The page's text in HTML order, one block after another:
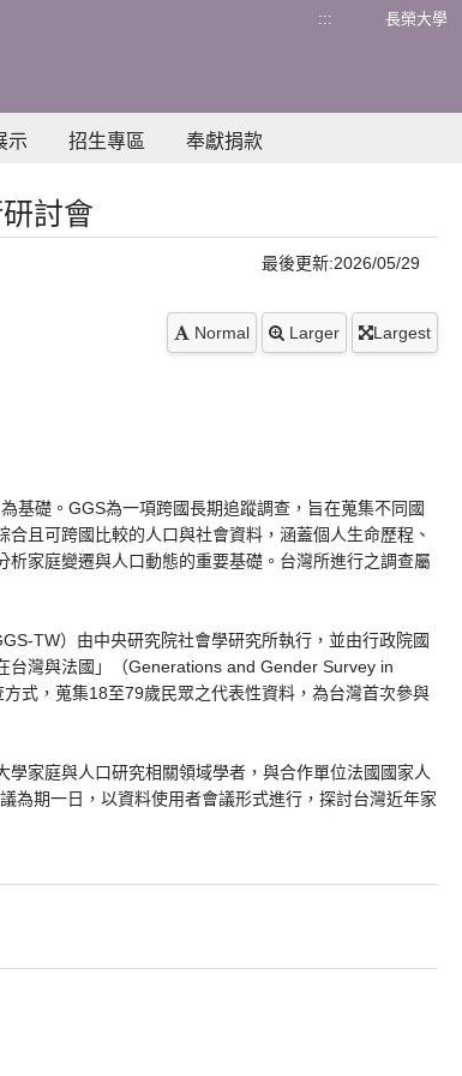
::: 長榮大學
示 招生專區 奉獻捐款
討會
最後更新:2026/05/29
Normal Larger Largest
基礎。GGS為一項跨國長期追蹤調查，旨在蒐集不同國
且可跨國比較的人口與社會資料，涵蓋個人生命歷程、
家庭變遷與人口動態的重要基礎。台灣所進行之調查屬
TW）由中央研究院社會學研究所執行，並由行政院國
台灣與法國」（Generations and Gender Survey in
式，蒐集18至79歲民眾之代表性資料，為台灣首次參與
家庭與人口研究相關領域學者，與合作單位法國國家人
為期一日，以資料使用者會議形式進行，探討台灣近年家